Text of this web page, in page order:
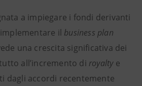
a impiegare i fondi derivanti
il business plan
una crescita significativa dei
all’incremento di royaltye
dagli accordi recentemente